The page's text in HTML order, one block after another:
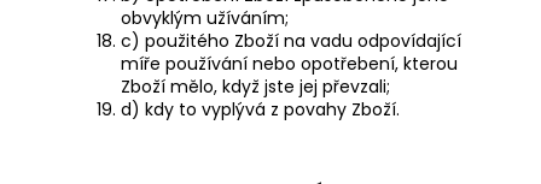
obvyklým užíváním;
c) použitého Zboží na vadu odpovídající
míře používání nebo opotřebení, kterou
Zboží mělo, když jste jej převzali;
d) kdy to vyplývá z povahy Zboží.